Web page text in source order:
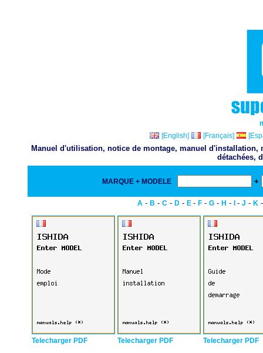
[English]
[Français]
Manuel d'utilisation, notice de montage, manuel
détachées,
MARQUE + MODELE +
A - B - C - D - E - F - G - H - - J - K
Telecharger PDF Telecharger PDF Telecharger PDF